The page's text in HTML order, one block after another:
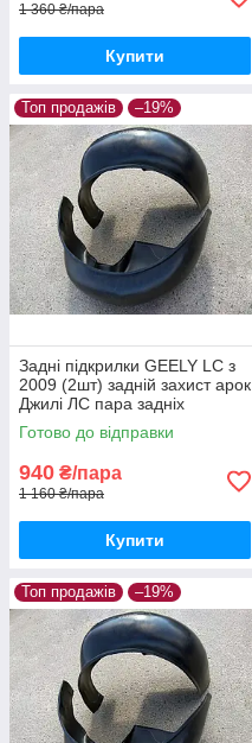
1 360 ₴/пара
Купити
Топ продажів –19%
Задні підкрилки GEELY LС з
2009 (2шт) задній захист арок
Джилі ЛС пара задніх
Готово до відправки
940 ₴/пара
1 160 ₴/пара
Купити
Топ продажів –19%